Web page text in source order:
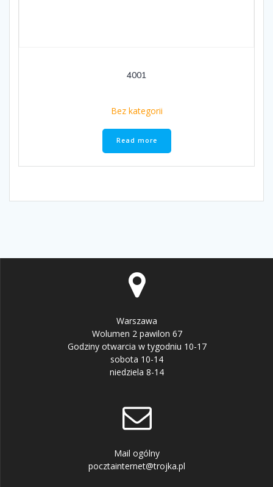
4001
Bez kategorii
Read more
Warszawa
Wolumen 2 pawilon 67
Godziny otwarcia w tygodniu 10-17
sobota 10-14
niedziela 8-14
Mail ogólny
pocztainternet@trojka.pl